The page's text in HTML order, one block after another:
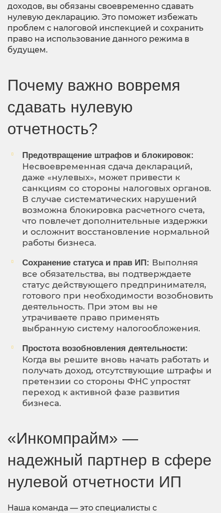
доходов, вы обязаны своевременно сдавать
нулевую декларацию. Это поможет избежать
проблем с налоговой инспекцией и сохранить
право на использование данного режима в
будущем.
Почему важно вовремя
сдавать нулевую
отчетность?
Предотвращение штрафов и блокировок:
Несвоевременная сдача деклараций,
даже «нулевых», может привести к
санкциям со стороны налоговых органов.
В случае систематических нарушений
возможна блокировка расчетного счета,
что повлечет дополнительные издержки
и осложнит восстановление нормальной
работы бизнеса.
Сохранение статуса и прав ИП: Выполняя
все обязательства, вы подтверждаете
статус действующего предпринимателя,
готового при необходимости возобновить
деятельность. При этом вы не
утрачиваете право применять
выбранную систему налогообложения.
Простота возобновления деятельности:
Когда вы решите вновь начать работать и
получать доход, отсутствующие штрафы и
претензии со стороны ФНС упростят
переход к активной фазе развития
бизнеса.
«Инкомпрайм» —
надежный партнер в сфере
нулевой отчетности ИП
Наша команда — это специалисты с